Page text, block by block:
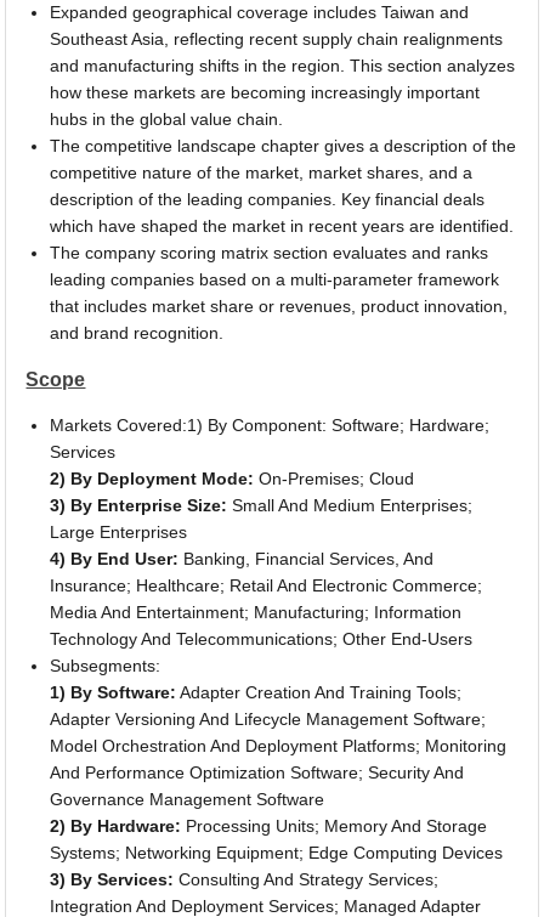
Expanded geographical coverage includes Taiwan and
Southeast Asia, reflecting recent supply chain realignments
and manufacturing shifts in the region. This section analyzes
how these markets are becoming increasingly important
hubs in the global value chain.
The competitive landscape chapter gives a description of the
competitive nature of the market, market shares, and a
description of the leading companies. Key financial deals
which have shaped the market in recent years are identified.
The company scoring matrix section evaluates and ranks
leading companies based on a multi-parameter framework
that includes market share or revenues, product innovation,
and brand recognition.
Scope
Markets Covered:1) By Component: Software; Hardware;
Services
2) By Deployment Mode: On-Premises; Cloud
3) By Enterprise Size: Small And Medium Enterprises;
Large Enterprises
4) By End User: Banking, Financial Services, And
Insurance; Healthcare; Retail And Electronic Commerce;
Media And Entertainment; Manufacturing; Information
Technology And Telecommunications; Other End-Users
Subsegments:
1) By Software: Adapter Creation And Training Tools;
Adapter Versioning And Lifecycle Management Software;
Model Orchestration And Deployment Platforms; Monitoring
And Performance Optimization Software; Security And
Governance Management Software
2) By Hardware: Processing Units; Memory And Storage
Systems; Networking Equipment; Edge Computing Devices
3) By Services: Consulting And Strategy Services;
Integration And Deployment Services; Managed Adapter